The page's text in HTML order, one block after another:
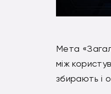
Мета
між
збирають і